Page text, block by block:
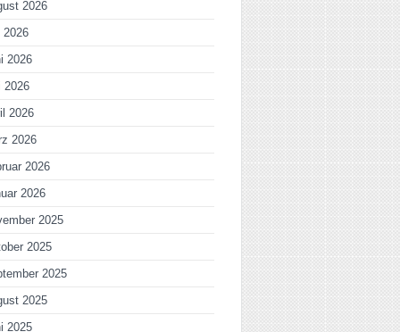
2026
2026
2026
2026
2026
2026
2026
2026
2025
2025
2025
2025
2025